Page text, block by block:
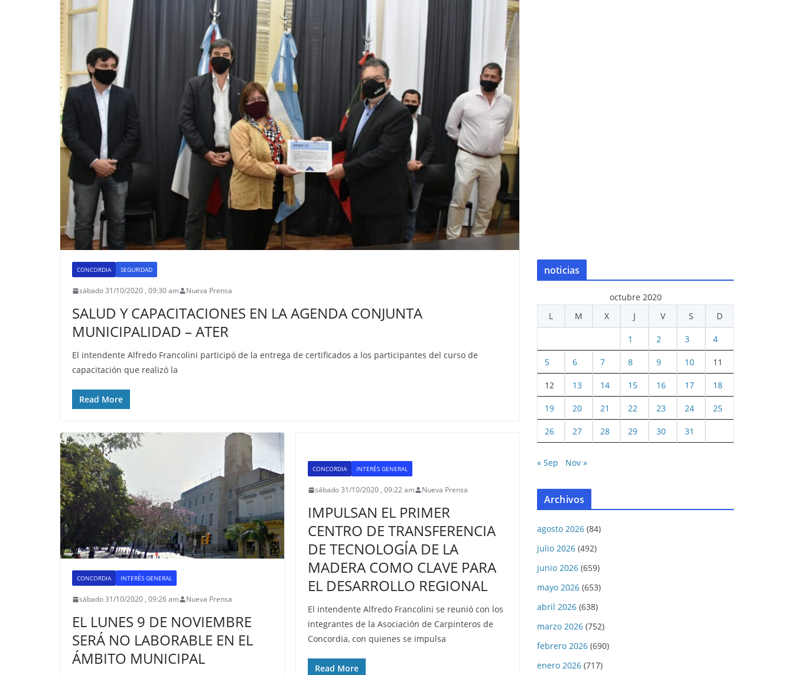
CONCORDIA SEGURIDAD
sábado 31/10/2020 , 09:30 am Nueva Prensa
SALUD Y CAPACITACIONES EN LA AGENDA CONJUNTA
MUNICIPALIDAD – ATER
El intendente Alfredo Francolini participó de la entrega de certificados a los participantes del curso de
capacitación que realizó la
Read More
CONCORDIA INTERÉS GENERAL
sábado 31/10/2020 , 09:26 am Nueva Prensa
EL LUNES 9 DE NOVIEMBRE
SERÁ NO LABORABLE EN EL
ÁMBITO MUNICIPAL
CONCORDIA INTERÉS GENERAL
sábado 31/10/2020 , 09:22 am Nueva Prensa
IMPULSAN EL PRIMER
CENTRO DE TRANSFERENCIA
DE TECNOLOGÍA DE LA
MADERA COMO CLAVE PARA
EL DESARROLLO REGIONAL
El intendente Alfredo Francolini se reunió con los
integrantes de la Asociación de Carpinteros de
Concordia, con quienes se impulsa
Read More
noticias
octubre 2020
L
M X J V S D
1 2 3 4
5 6 7 8 9 10 11
12 13 14 15 16 17 18
19 20 21 22 23 24 25
26 27 28 29 30 31
« Sep Nov »
Archivos
agosto 2026 (84)
julio 2026 (492)
junio 2026 (659)
mayo 2026 (653)
abril 2026 (638)
marzo 2026 (752)
febrero 2026 (690)
enero 2026 (717)